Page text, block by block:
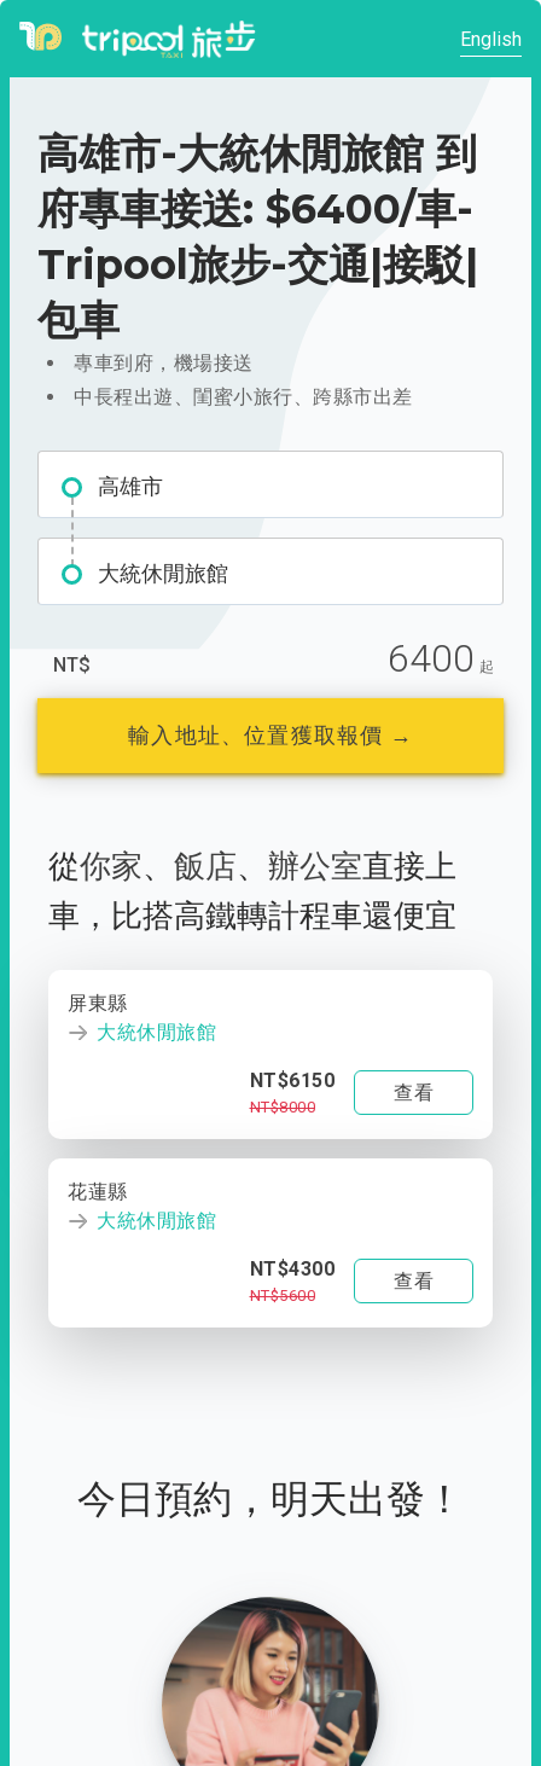
English
高雄市-大統休閒旅館 到
府專車接送: $6400/車-
Tripool旅步-交通|接駁|
包車
專車到府，機場接送
中長程出遊、閨蜜小旅行、跨縣市出差
高雄市
大統休閒旅館
NT$ 6400 起
輸入地址、位置獲取報價 →
從你家、 飯店、 辦公室直接上
車， 比搭高鐵轉計程車還便宜
屏東縣
大統休閒旅館
NT$6150
NT$8000
查看
花蓮縣
大統休閒旅館
NT$4300
NT$5600
查看
今日預約，明天出發！